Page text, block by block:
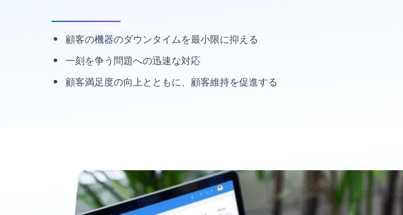
顧客の機器のダウンタイムを最小限に抑える
一刻を争う問題への迅速な対応
顧客満足度の向上とともに、顧客維持を促進する